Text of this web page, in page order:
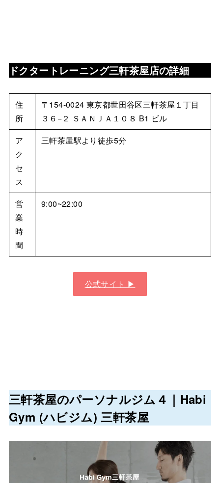
ドクタートレーニング三軒茶屋店の詳細
住
所
〒154-0024 東京都世田谷区三軒茶屋１丁目
３６−２ ＳＡＮＪＡ１０８ B1 ビル
ア
ク
セ
ス
三軒茶屋駅より徒歩5分
営
業
時
間
9:00~22:00
公式サイト ▶︎
三軒茶屋のパーソナルジム４｜ Habi
Gym (ハビジム) 三軒茶屋